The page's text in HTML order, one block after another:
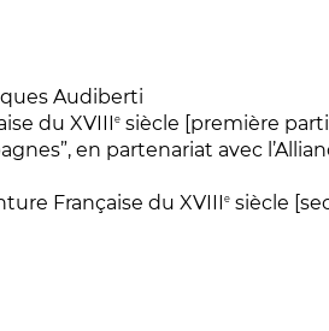
Audiberti
du XVIII
e siècle [première
en partenariat avec
Française du XVIII
e siècle